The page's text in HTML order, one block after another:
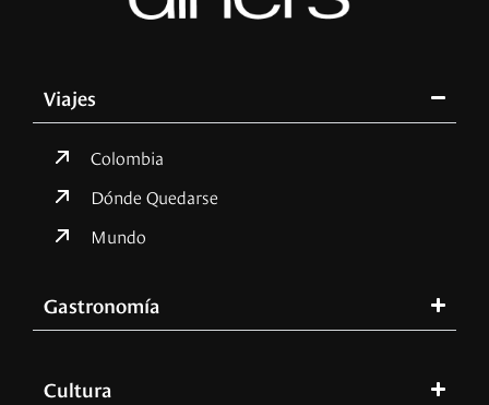
Viajes
Colombia
Dónde Quedarse
Mundo
Gastronomía
Cultura